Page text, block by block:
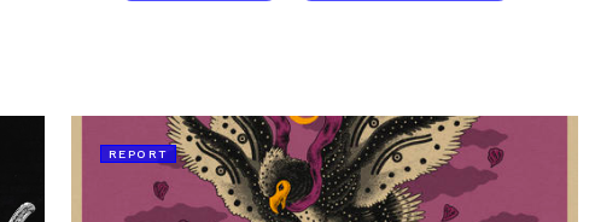
REPORT